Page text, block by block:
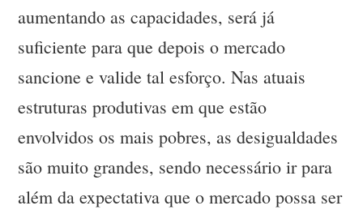
aumentando as capacidades, será já
suficiente para que depois o mercado
sancione e valide tal esforço. Nas atuais
estruturas produtivas em que estão
envolvidos os mais pobres, as desigualdades
são muito grandes, sendo necessário ir para
além da expectativa que o mercado possa ser